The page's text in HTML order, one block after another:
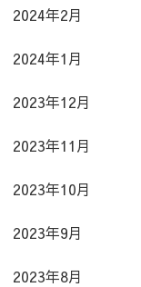
2024年2月
2024年1月
2023年12月
2023年11月
2023年10月
2023年9月
2023年8月